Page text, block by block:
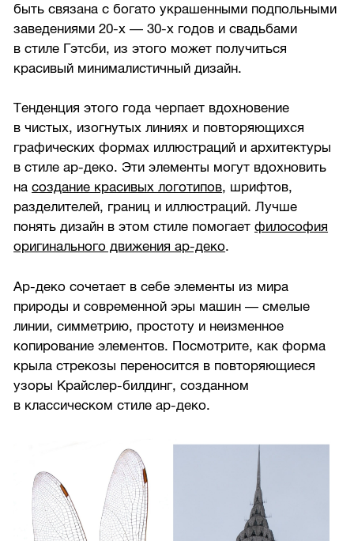
быть связана с богато украшенными подпольными
заведениями20-х — 30-х годов и свадьбами
в стиле Гэтсби, из этого может получиться
красивый минималистичный дизайн.
Тенденция этого года черпает вдохновение
в чистых, изогнутых линиях и повторяющихся
графических формах иллюстраций и архитектуры
в стиле ар-деко. Эти элементы могут вдохновить
насоздание красивых логотипов, шрифтов,
разделителей, границ и иллюстраций. Лучше
понять дизайн в этом стиле помогаетфилософия
оригинального движения ар-деко.
Ар-деко сочетает в себе элементы из мира
природы и современной эры машин — смелые
линии, симметрию, простоту и неизменное
копирование элементов. Посмотрите, как форма
крыла стрекозы переносится в повторяющиеся
узоры Крайслер-билдинг, созданном
в классическом стиле ар-деко.